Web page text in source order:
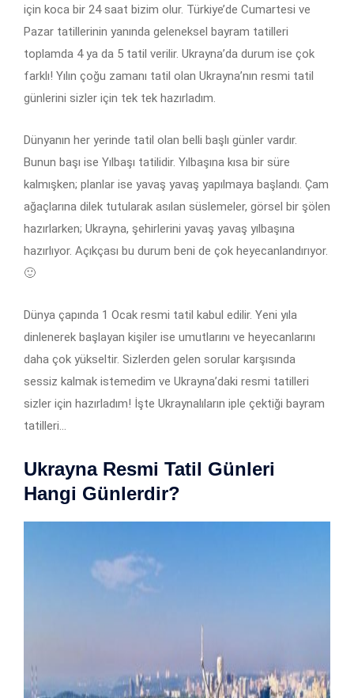
için koca bir 24 saat bizim olur. Türkiye’de Cumartesi ve
Pazar tatillerinin yanında geleneksel bayram tatilleri
toplamda 4 ya da 5 tatil verilir. Ukrayna’da durum ise çok
farklı! Yılın çoğu zamanı tatil olan Ukrayna’nın resmi tatil
günlerini sizler için tek tek hazırladım.
Dünyanın her yerinde tatil olan belli başlı günler vardır.
Bunun başı ise Yılbaşı tatilidir. Yılbaşına kısa bir süre
kalmışken; planlar ise yavaş yavaş yapılmaya başlandı. Çam
ağaçlarına dilek tutularak asılan süslemeler, görsel bir şölen
hazırlarken; Ukrayna, şehirlerini yavaş yavaş yılbaşına
hazırlıyor. Açıkçası bu durum beni de çok heyecanlandırıyor.
🙂
Dünya çapında 1 Ocak resmi tatil kabul edilir. Yeni yıla
dinlenerek başlayan kişiler ise umutlarını ve heyecanlarını
daha çok yükseltir. Sizlerden gelen sorular karşısında
sessiz kalmak istemedim ve Ukrayna’daki resmi tatilleri
sizler için hazırladım! İşte Ukraynalıların iple çektiği bayram
tatilleri…
Ukrayna Resmi Tatil Günleri
Hangi Günlerdir?